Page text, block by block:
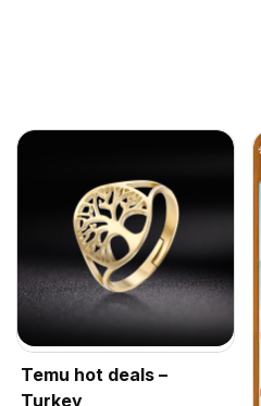
Temu hot deals –
Turkey